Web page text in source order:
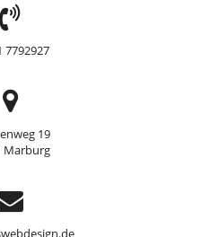
TEL:
7792927
Adresse
19
Marburg